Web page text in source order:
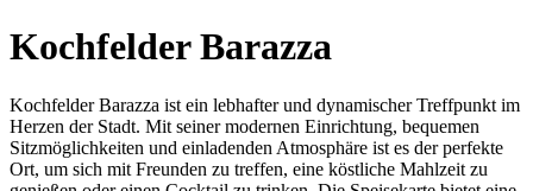
Kochfelder Barazza
Kochfelder Barazza ist ein lebhafter und dynamischer Treffpunkt im
Herzen der Stadt. Mit seiner modernen Einrichtung, bequemen
Sitzmöglichkeiten und einladenden Atmosphäre ist es der perfekte
Ort, um sich mit Freunden zu treffen, eine köstliche Mahlzeit zu